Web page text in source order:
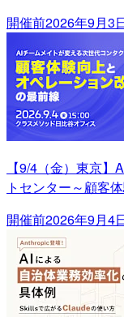
開催前2026年9月3
【9/4（金）東京
トセンター～顧客
開催前2026年9月4